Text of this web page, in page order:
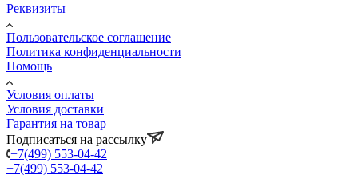
Реквизиты
Пользовательское соглашение
Политика конфиденциальности
Помощь
Условия оплаты
Условия доставки
Гарантия на товар
Подписаться на рассылку
+7(499) 553-04-42
+7(499) 553-04-42